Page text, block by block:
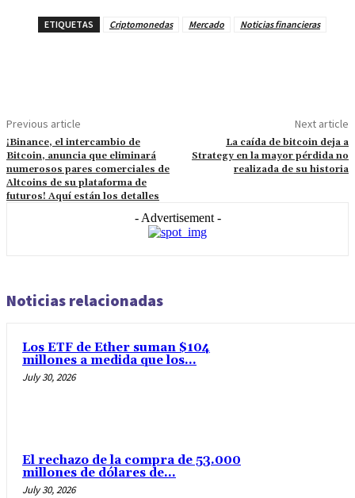
ETIQUETAS Criptomonedas Mercado Noticias financieras
Previous article
¡Binance, el intercambio de
Bitcoin, anuncia que eliminará
numerosos pares comerciales de
Altcoins de su plataforma de
futuros! Aquí están los detalles
Next article
La caída de bitcoin deja a
Strategy en la mayor pérdida no
realizada de su historia
- Advertisement -
Noticias relacionadas
Los ETF de Ether suman $104
millones a medida que los...
July 30, 2026
El rechazo de la compra de 53.000
millones de dólares de...
July 30, 2026